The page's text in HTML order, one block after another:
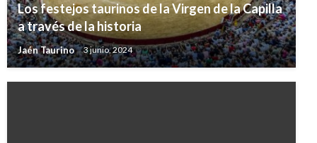
Los festejos taurinos de la Virgen de la Capilla
a través de la historia
Jaén Taurino 3 junio, 2024